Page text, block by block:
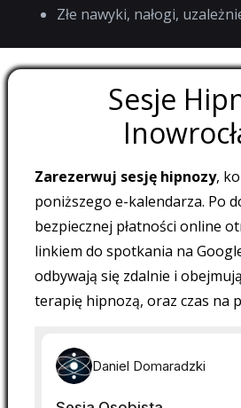
Złe nawyki, nałogi,
Sesje
Zarezerwuj sesję hipnozy,
poniższego e-kalendarza. Po
bezpiecznej płatności online
linkiem do spotkania na
odbywają się zdalnie i
terapię hipnozą, oraz czas na